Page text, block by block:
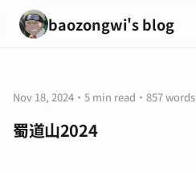
baozongwi's blog
Nov 18, 2024 · 5 min read · 857 words
蜀道山2024